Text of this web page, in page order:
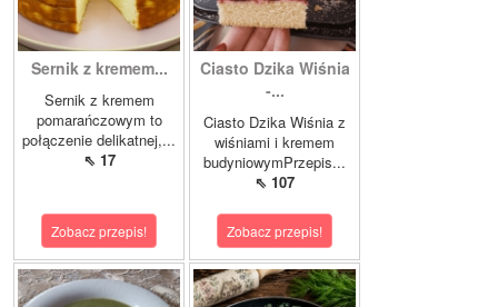
Sernik z kremem...
Sernik z kremem
pomarańczowym to
połączenie delikatnej,...
⇖ 17
Zobacz przepis!
Ciasto Dzika Wiśnia
-...
Ciasto Dzika Wiśnia z
wiśniami i kremem
budyniowymPrzepis...
⇖ 107
Zobacz przepis!